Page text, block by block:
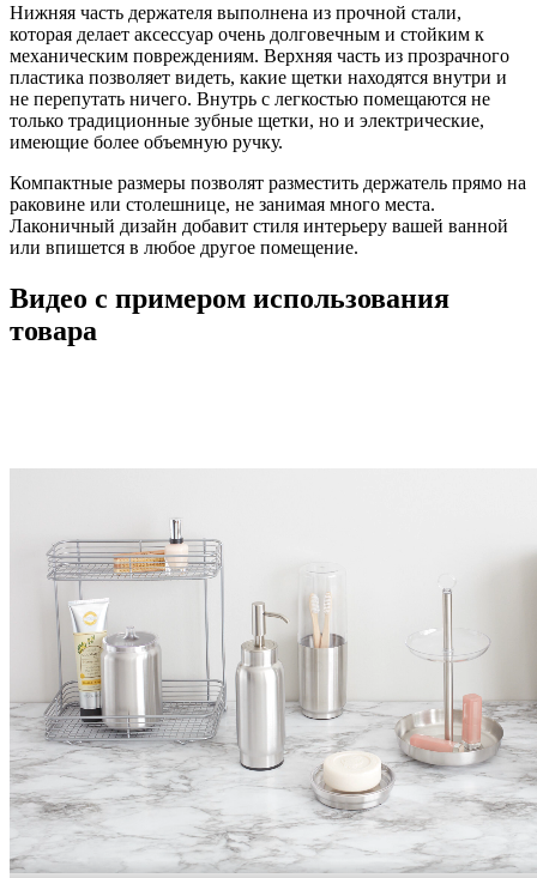
Нижняя часть держателя выполнена из прочной стали,
которая делает аксессуар очень долговечным и стойким к
механическим повреждениям. Верхняя часть из прозрачного
пластика позволяет видеть, какие щетки находятся внутри и
не перепутать ничего. Внутрь с легкостью помещаются не
только традиционные зубные щетки, но и электрические,
имеющие более объемную ручку.
Компактные размеры позволят разместить держатель прямо на
раковине или столешнице, не занимая много места.
Лаконичный дизайн добавит стиля интерьеру вашей ванной
или впишется в любое другое помещение.
Видео с примером использования
товара